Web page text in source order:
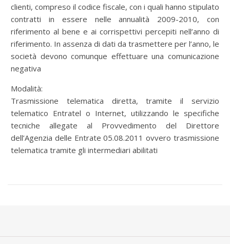
clienti, compreso il codice fiscale, con i quali hanno stipulato
contratti in essere nelle annualità 2009-2010, con
riferimento al bene e ai corrispettivi percepiti nell’anno di
riferimento. In assenza di dati da trasmettere per l’anno, le
società devono comunque effettuare una comunicazione
negativa
Modalità:
Trasmissione telematica diretta, tramite il servizio
telematico Entratel o Internet, utilizzando le specifiche
tecniche allegate al Provvedimento del Direttore
dell’Agenzia delle Entrate 05.08.2011 ovvero trasmissione
telematica tramite gli intermediari abilitati